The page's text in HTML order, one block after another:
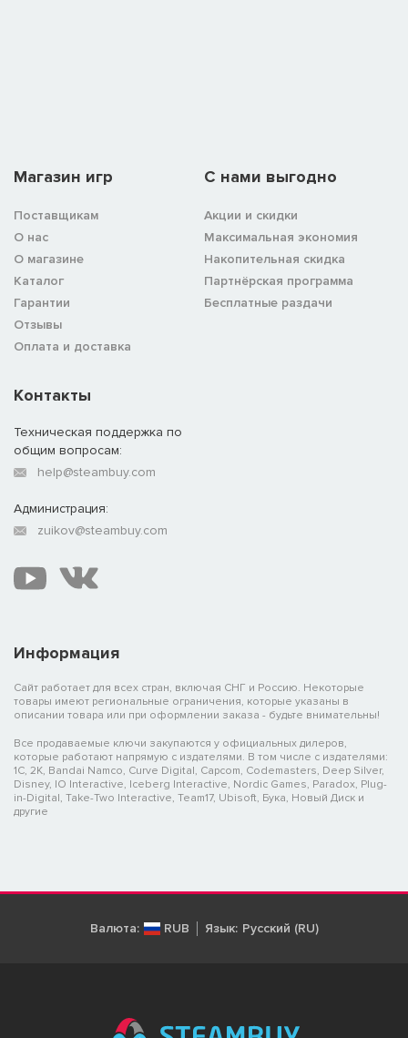
Магазин игр
Поставщикам
О нас
О магазине
Каталог
Гарантии
Отзывы
Оплата и доставка
C нами выгодно
Акции и скидки
Максимальная экономия
Накопительная скидка
Партнёрская программа
Бесплатные раздачи
Информация
Сайт работает для всех стран, включая СНГ и Россию. Некоторые
товары имеют региональные ограничения, которые указаны в
описании товара или при оформлении заказа - будьте внимательны!
Все продаваемые ключи закупаются у официальных дилеров,
которые работают напрямую с издателями. В том числе с издателями:
1C, 2K, Bandai Namco, Curve Digital, Capcom, Codemasters, Deep Silver,
Disney, IO Interactive, Iceberg Interactive, Nordic Games, Paradox, Plug-
in-Digital, Take-Two Interactive, Team17, Ubisoft, Бука, Новый Диск и
другие
Контакты
Техническая поддержка по
общим вопросам:
help@steambuy.com
Администрация:
zuikov@steambuy.com
Валюта: RUB Язык: Русский (RU)